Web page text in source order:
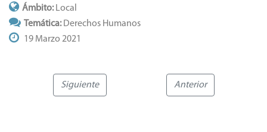
Ámbito: Local
Temática: Derechos Humanos
19 Marzo 2021
Siguiente Anterior